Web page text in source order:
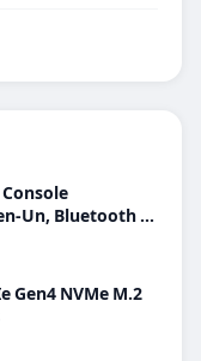
Console
Un, Bluetooth et
Gen4 NVMe M.2